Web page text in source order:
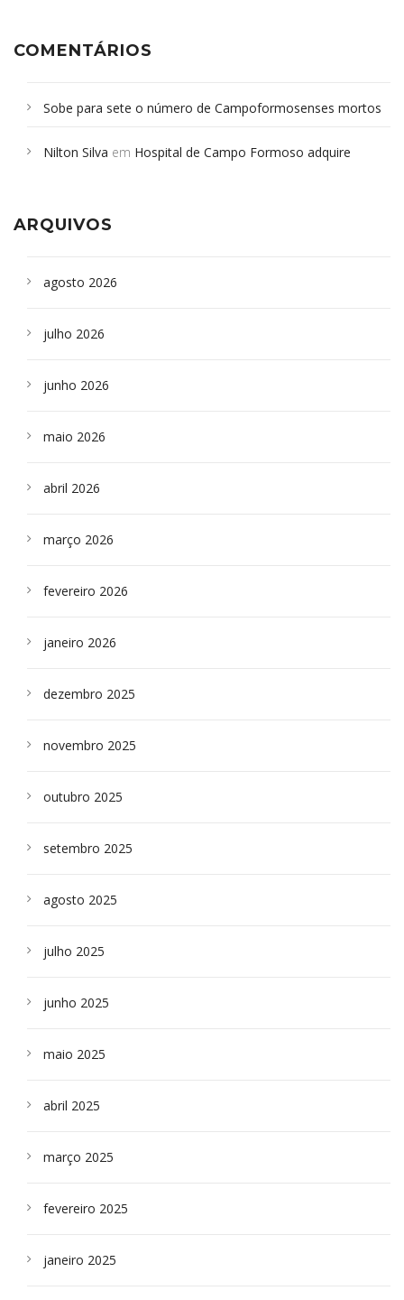
COMENTÁRIOS
Sobe para sete o número de Campoformosenses mortos
Campoformosenses que morreram em desabamentos são
Nilton Silva em Hospital de Campo Formoso adquire
ARQUIVOS
agosto 2026
julho 2026
junho 2026
maio 2026
abril 2026
março 2026
fevereiro 2026
janeiro 2026
dezembro 2025
novembro 2025
outubro 2025
setembro 2025
agosto 2025
julho 2025
junho 2025
maio 2025
abril 2025
março 2025
fevereiro 2025
janeiro 2025